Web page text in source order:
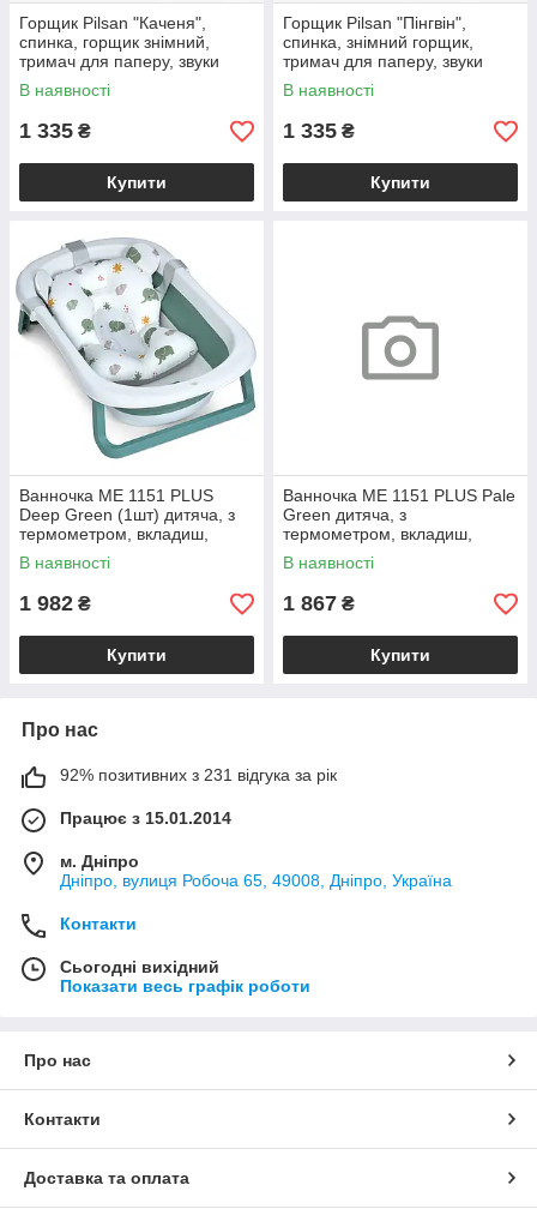
Горщик Pilsan "Каченя",
спинка, горщик знімний,
тримач для паперу, звуки
води, підсвічування кнопки, в
кор. /4/
В наявності
1 335 ₴
Купити
Горщик Pilsan "Пінгвін",
спинка, знімний горщик,
тримач для паперу, звуки
води, підсвічув /4/
В наявності
1 335 ₴
Купити
Ванночка ME 1151 PLUS
Deep Green (1шт) дитяча, з
термометром, вкладиш,
силікон, складана
78,3*49,3*20,5, зелений
В наявності
1 982 ₴
Купити
Ванночка ME 1151 PLUS Pale
Green дитяча, з
термометром, вкладиш,
силікон, складана
78,3*49,3*20,5, зелена /1/
В наявності
1 867 ₴
Купити
Про нас
92% позитивних з 231 відгука за рік
Працює з 15.01.2014
м. Дніпро
Дніпро, вулиця Робоча 65, 49008, Дніпро, Україна
Контакти
Сьогодні вихідний
Показати весь графік роботи
Про нас
Контакти
Доставка та оплата